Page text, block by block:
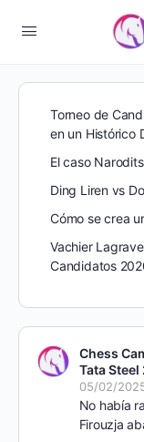
Torneo de
en un Histórico
El caso
Ding Liren vs
Cómo se crea
Vachier
Candidatos
Chess
Tata Steel
05/02/
No había
Firouzja